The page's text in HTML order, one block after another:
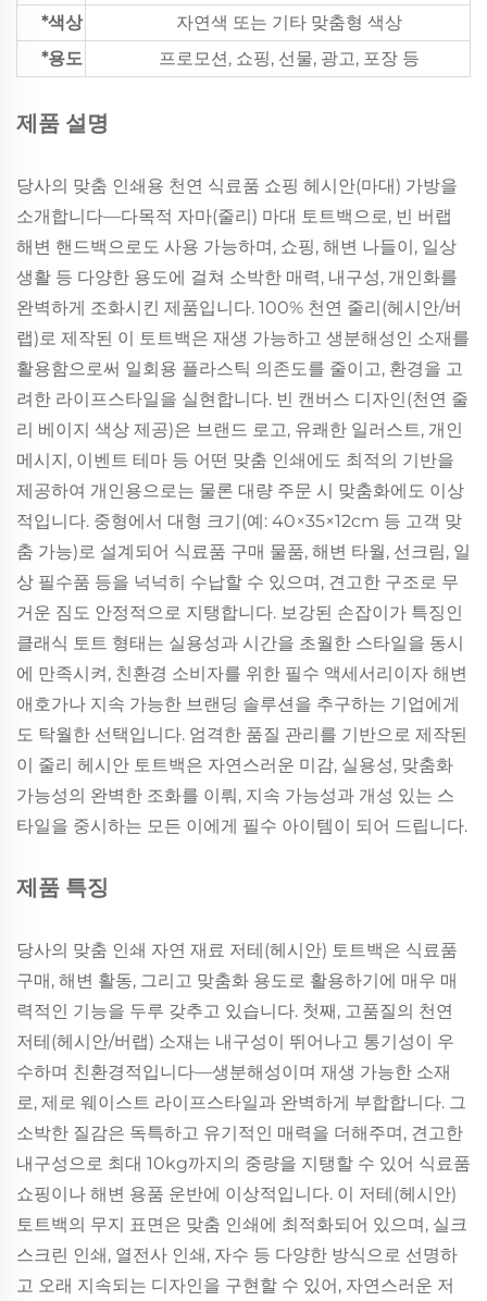
*색상
자연색 또는 기타 맞춤형 색상
*용도
프로모션, 쇼핑, 선물, 광고, 포장 등
제품 설명
당사의 맞춤 인쇄용 천연 식료품 쇼핑 헤시안(마대) 가방을
소개합니다—다목적 자마(줄리) 마대 토트백으로, 빈 버랩
해변 핸드백으로도 사용 가능하며, 쇼핑, 해변 나들이, 일상
생활 등 다양한 용도에 걸쳐 소박한 매력, 내구성, 개인화를
완벽하게 조화시킨 제품입니다. 100% 천연 줄리(헤시안/버
랩)로 제작된 이 토트백은 재생 가능하고 생분해성인 소재를
활용함으로써 일회용 플라스틱 의존도를 줄이고, 환경을 고
려한 라이프스타일을 실현합니다. 빈 캔버스 디자인(천연 줄
리 베이지 색상 제공)은 브랜드 로고, 유쾌한 일러스트, 개인
메시지, 이벤트 테마 등 어떤 맞춤 인쇄에도 최적의 기반을
제공하여 개인용으로는 물론 대량 주문 시 맞춤화에도 이상
적입니다. 중형에서 대형 크기(예: 40×35×12cm 등 고객 맞
춤 가능)로 설계되어 식료품 구매 물품, 해변 타월, 선크림, 일
상 필수품 등을 넉넉히 수납할 수 있으며, 견고한 구조로 무
거운 짐도 안정적으로 지탱합니다. 보강된 손잡이가 특징인
클래식 토트 형태는 실용성과 시간을 초월한 스타일을 동시
에 만족시켜, 친환경 소비자를 위한 필수 액세서리이자 해변
애호가나 지속 가능한 브랜딩 솔루션을 추구하는 기업에게
도 탁월한 선택입니다. 엄격한 품질 관리를 기반으로 제작된
이 줄리 헤시안 토트백은 자연스러운 미감, 실용성, 맞춤화
가능성의 완벽한 조화를 이뤄, 지속 가능성과 개성 있는 스
타일을 중시하는 모든 이에게 필수 아이템이 되어 드립니다.
제품 특징
당사의 맞춤 인쇄 자연 재료 저테(헤시안) 토트백은 식료품
구매, 해변 활동, 그리고 맞춤화 용도로 활용하기에 매우 매
력적인 기능을 두루 갖추고 있습니다. 첫째, 고품질의 천연
저테(헤시안/버랩) 소재는 내구성이 뛰어나고 통기성이 우
수하며 친환경적입니다—생분해성이며 재생 가능한 소재
로, 제로 웨이스트 라이프스타일과 완벽하게 부합합니다. 그
소박한 질감은 독특하고 유기적인 매력을 더해주며, 견고한
내구성으로 최대 10kg까지의 중량을 지탱할 수 있어 식료품
쇼핑이나 해변 용품 운반에 이상적입니다. 이 저테(헤시안)
토트백의 무지 표면은 맞춤 인쇄에 최적화되어 있으며, 실크
스크린 인쇄, 열전사 인쇄, 자수 등 다양한 방식으로 선명하
고 오래 지속되는 디자인을 구현할 수 있어, 자연스러운 저